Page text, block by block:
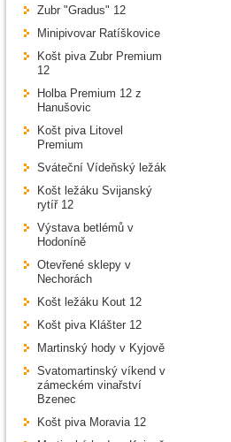
Zubr "Gradus" 12
Minipivovar Ratíškovice
Košt piva Zubr Premium
12
Holba Premium 12 z
Hanušovic
Košt piva Litovel
Premium
Sváteční Vídeňský ležák
Košt ležáku Svijanský
rytíř 12
Výstava betlémů v
Hodoníně
Otevřené sklepy v
Nechorách
Košt ležáku Kout 12
Košt piva Klášter 12
Martinský hody v Kyjově
Svatomartinský víkend v
zámeckém vinařství
Bzenec
Košt piva Moravia 12